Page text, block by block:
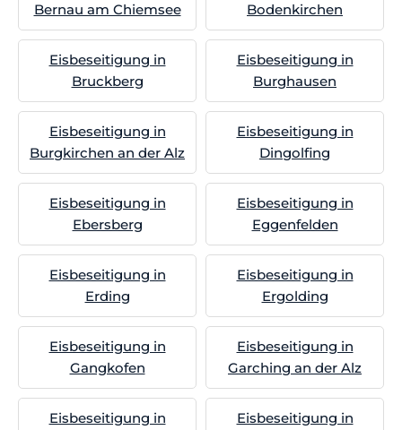
Bernau am Chiemsee
Bodenkirchen
Eisbeseitigung in
Bruckberg
Eisbeseitigung in
Burghausen
Eisbeseitigung in
Burgkirchen an der Alz
Eisbeseitigung in
Dingolfing
Eisbeseitigung in
Ebersberg
Eisbeseitigung in
Eggenfelden
Eisbeseitigung in
Erding
Eisbeseitigung in
Ergolding
Eisbeseitigung in
Gangkofen
Eisbeseitigung in
Garching an der Alz
Eisbeseitigung in
Eisbeseitigung in